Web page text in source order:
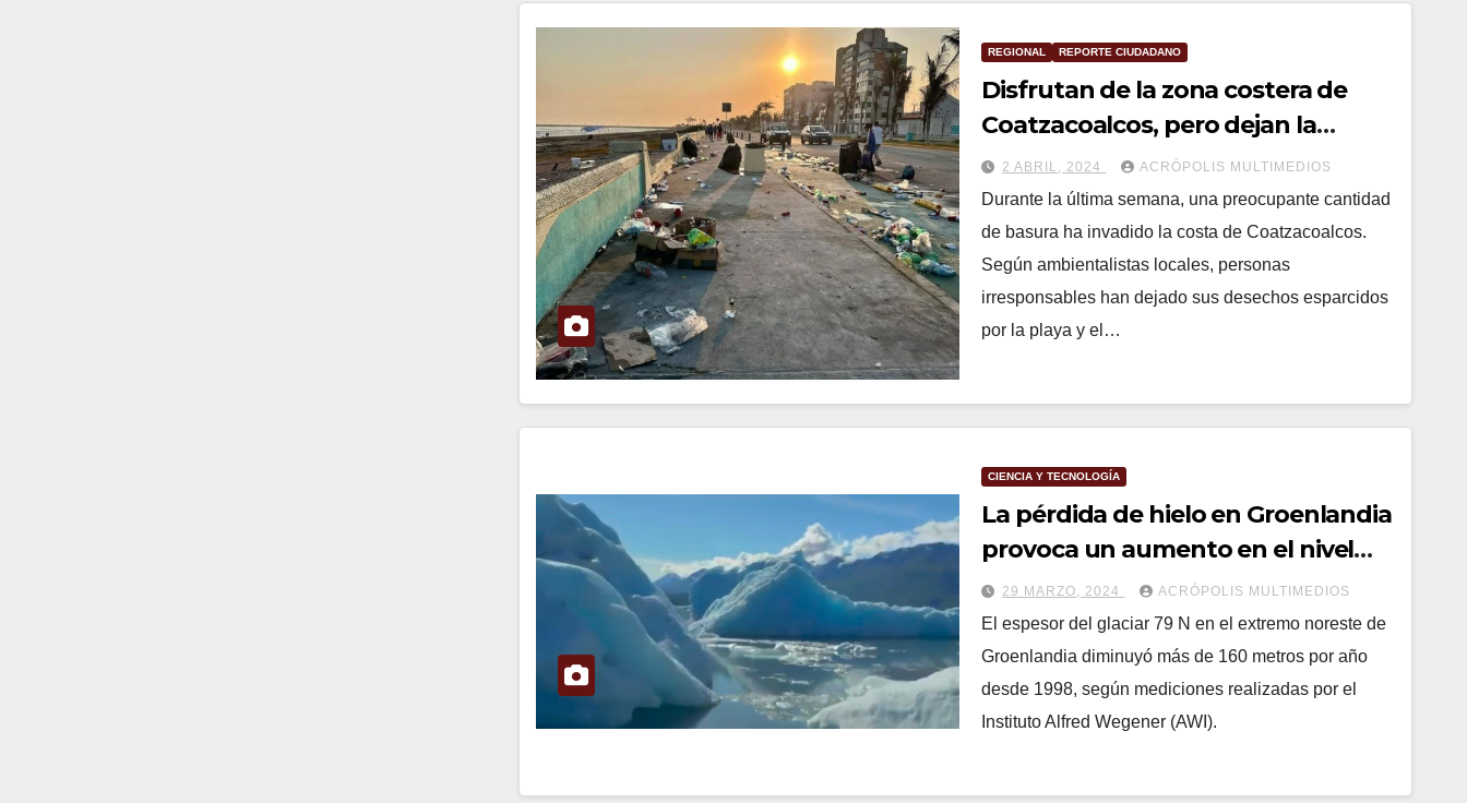
REGIONAL REPORTE CIUDADANO
Disfrutan de la zona costera de
Coatzacoalcos, pero dejan la
basura esparcida
2 ABRIL, 2024 ACRÓPOLIS MULTIMEDIOS
Durante la última semana, una preocupante cantidad
de basura ha invadido la costa de Coatzacoalcos.
Según ambientalistas locales, personas
irresponsables han dejado sus desechos esparcidos
por la playa y el…
CIENCIA Y TECNOLOGÍA
La pérdida de hielo en Groenlandia
provoca un aumento en el nivel
del mar
29 MARZO, 2024 ACRÓPOLIS MULTIMEDIOS
El espesor del glaciar 79 N en el extremo noreste de
Groenlandia diminuyó más de 160 metros por año
desde 1998, según mediciones realizadas por el
Instituto Alfred Wegener (AWI).